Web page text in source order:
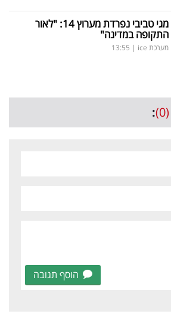
מגי טביבי נפרדת מערוץ 14: "לאור
התקופה במדינה"
מערכת ice |
13:55
(0)
:
הוסף תגובה